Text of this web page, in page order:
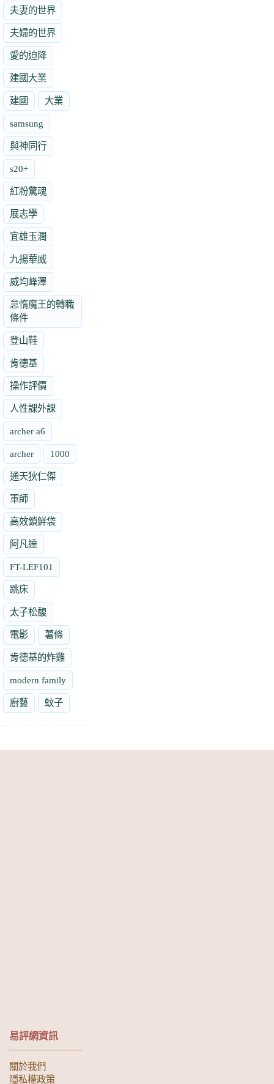
夫妻的世界
夫婦的世界
愛的迫降
建國大業
建國 大業
samsung
與神同行
s20+
紅粉驚魂
展志學
宜雄玉潤
九揚華威
威均峰澤
怠惰魔王的轉職
條件
登山鞋
肯德基
操作評價
人性課外課
archer a6
archer 1000
通天狄仁傑
軍師
高效鎖鮮袋
阿凡達
FT-LEF101
跳床
太子松馥
電影 薯條
肯德基的炸雞
modern family
廚藝 蚊子
易評網資訊
關於我們
隱私權政策